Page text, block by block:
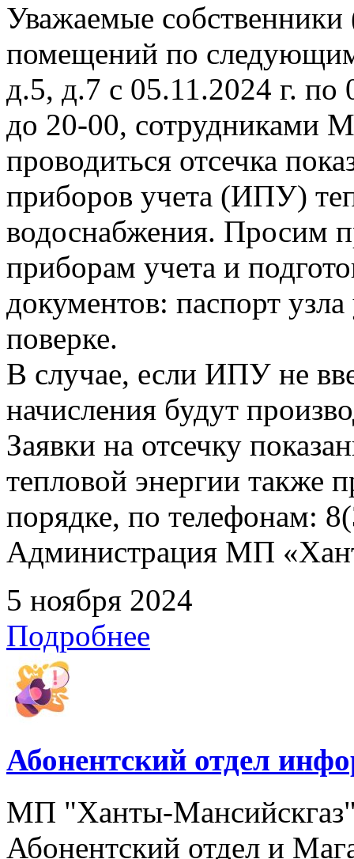
Уважаемые
помещений по
д.5, д.7 с 05.11.2024 г.
до 20-00, сотрудниками
проводиться отсечка
приборов учета (ИПУ)
водоснабжения. Просим
приборам учета и
документов: паспорт узла
поверке.
В случае, если ИПУ не
начисления будут
Заявки на отсечку
тепловой энергии также
порядке, по телефонам:
Администрация МП
5 ноября 2024
Подробнее
Абонентский отдел
МП "Ханты-Мансийскгаз"
Абонентский отдел и